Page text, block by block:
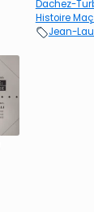
Dachez-
Histoire
Jean-